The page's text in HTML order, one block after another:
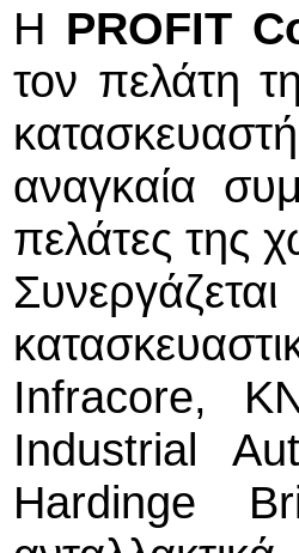
Η PROFIT
τον πελάτη
αναγκαία
πελάτες της
Infracore,
Industrial
Hardinge